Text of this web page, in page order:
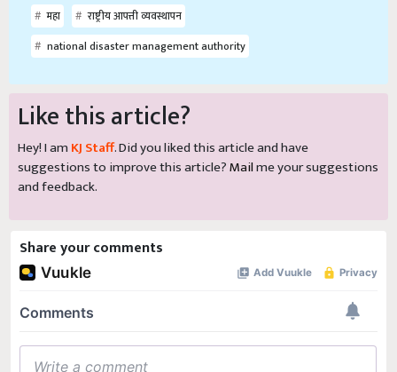
महा
राष्ट्रीय आपत्ती व्यवस्थापन
national disaster management authority
Like this article?
Hey! I am KJ Staff. Did you liked this article and have
suggestions to improve this article?Mailme your suggestions
and feedback.
Share your comments